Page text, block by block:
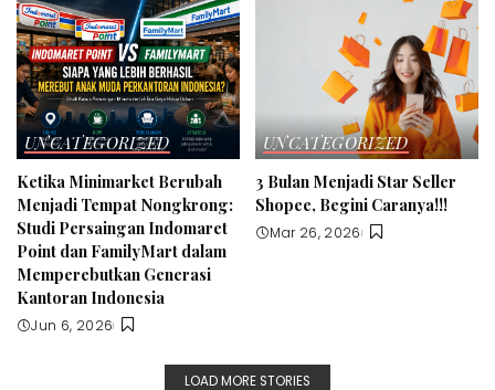
UNCATEGORIZED
Ketika Minimarket Berubah
Menjadi Tempat Nongkrong:
Studi Persaingan Indomaret
Point dan FamilyMart dalam
Memperebutkan Generasi
Kantoran Indonesia
Jun 6, 2026
UNCATEGORIZED
3 Bulan Menjadi Star Seller
Shopee, Begini Caranya!!!
Mar 26, 2026
LOAD MORE STORIES